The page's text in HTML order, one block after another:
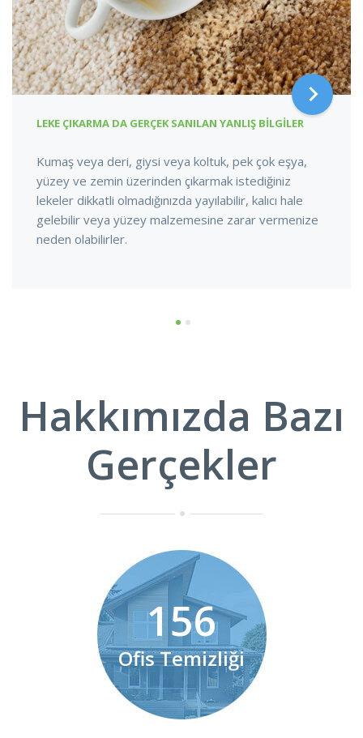
LEKE ÇIKARMA DA GERÇEK SANILAN YANLIŞ BILGILER
Kumaş veya deri, giysi veya koltuk, pek çok eşya,
yüzey ve zemin üzerinden çıkarmak istediğiniz
lekeler dikkatli olmadığınızda yayılabilir, kalıcı hale
gelebilir veya yüzey malzemesine zarar vermenize
neden olabilirler.
1 2
Hakkımızda Bazı
Gerçekler
234
Ofis Temizliği